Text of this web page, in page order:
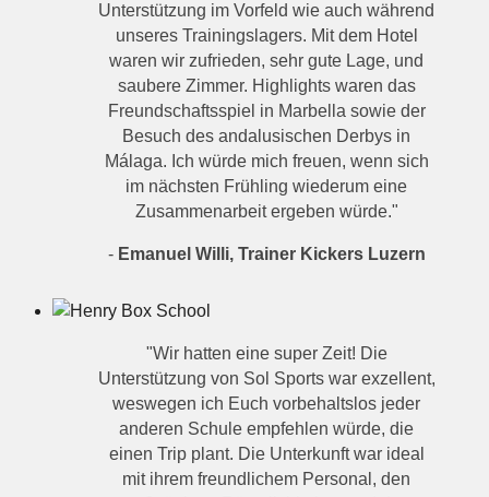
Unterstützung im Vorfeld wie auch während
unseres Trainingslagers. Mit dem Hotel
waren wir zufrieden, sehr gute Lage, und
saubere Zimmer. Highlights waren das
Freundschaftsspiel in Marbella sowie der
Besuch des andalusischen Derbys in
Málaga. Ich würde mich freuen, wenn sich
im nächsten Frühling wiederum eine
Zusammenarbeit ergeben würde."
- Emanuel Willi, Trainer Kickers Luzern
"Wir hatten eine super Zeit! Die
Unterstützung von Sol Sports war exzellent,
weswegen ich Euch vorbehaltslos jeder
anderen Schule empfehlen würde, die
einen Trip plant. Die Unterkunft war ideal
mit ihrem freundlichem Personal, den